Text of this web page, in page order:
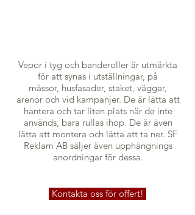
Vepor i tyg och banderoller är utmärkta
för att synas i utställningar, på
mässor, husfasader, staket, väggar,
arenor och vid kampanjer. De är lätta att
hantera och tar liten plats när de inte
används, bara rullas ihop. De är även
lätta att montera och lätta att ta ner. SF
Reklam AB säljer även upphängnings
anordningar för dessa.
Kontakta oss för offert!